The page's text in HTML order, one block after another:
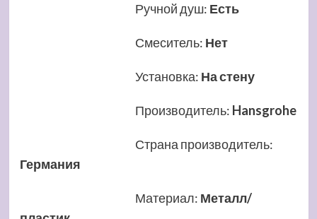
Ручной душ: Есть
Смеситель: Нет
Установка: На стену
Производитель: Hansgrohe
Страна производитель:
Германия
Материал: Металл/